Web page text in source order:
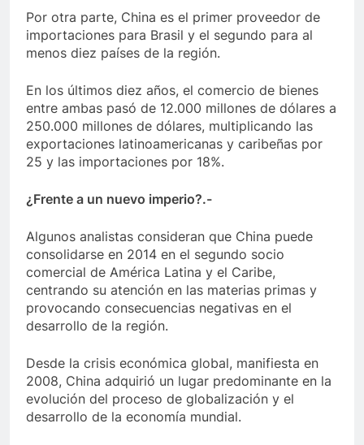
Por otra parte, China es el primer proveedor de
importaciones para Brasil y el segundo para al
menos diez países de la región.
En los últimos diez años, el comercio de bienes
entre ambas pasó de 12.000 millones de dólares a
250.000 millones de dólares, multiplicando las
exportaciones latinoamericanas y caribeñas por
25 y las importaciones por 18%.
¿Frente a un nuevo imperio?.-
Algunos analistas consideran que China puede
consolidarse en 2014 en el segundo socio
comercial de América Latina y el Caribe,
centrando su atención en las materias primas y
provocando consecuencias negativas en el
desarrollo de la región.
Desde la crisis económica global, manifiesta en
2008, China adquirió un lugar predominante en la
evolución del proceso de globalización y el
desarrollo de la economía mundial.